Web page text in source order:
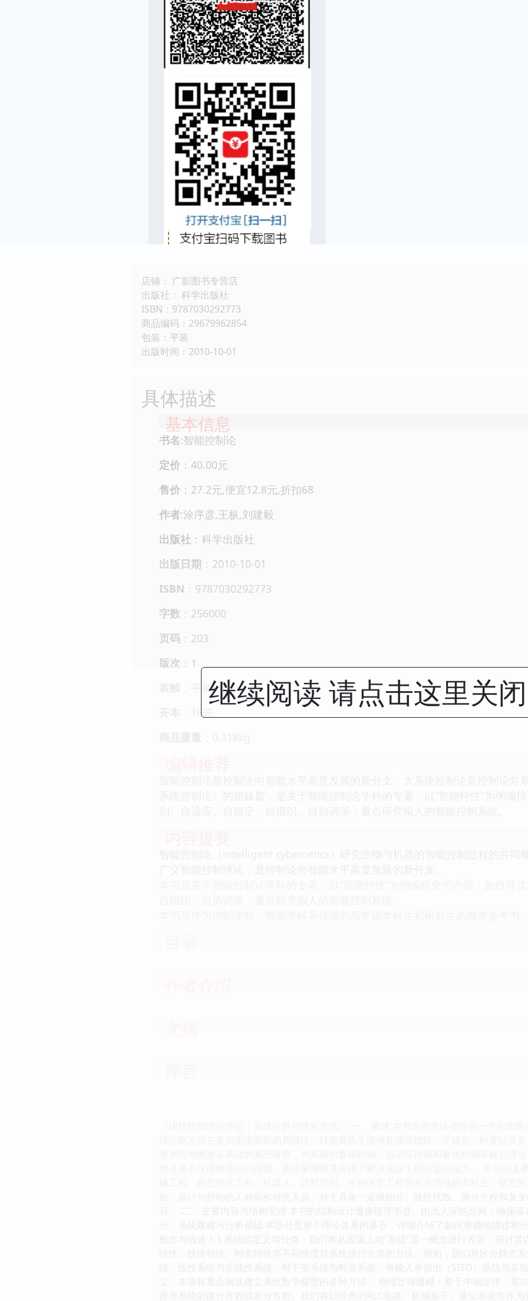
店铺： 广影图书专营店
出版社： 科学出版社
ISBN：9787030292773
商品编码：29679962854
包装：平装
出版时间：2010-10-01
具体描述
基本信息
书名:智能控制论
定价 ：40.00元
售价 ：27.2元,便宜12.8元,折扣68
作者:涂序彦,王枞,刘建毅
出版社 ：科学出版社
出版日期 ：2010-10-01
ISBN ：9787030292773
字数 ：256000
页码 ：203
版次 ：1
：平装
：16开
继续阅读 请点击这里关